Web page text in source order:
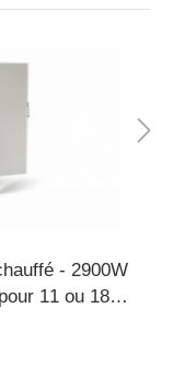
- 2900W
11 ou 18